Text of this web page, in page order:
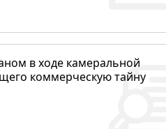
в ходе камеральной
коммерческую тайну